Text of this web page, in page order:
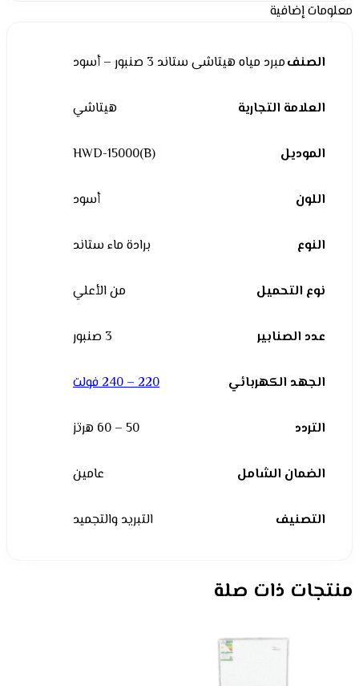
معلومات إضافية
الصنفمبرد مياه هيتاشى ستاند 3 صنبور – أسود
العلامة التجارية هيتاشي
الموديل HWD-15000(B)
اللون أسود
النوع برادة ماء ستاند
نوع التحميل من الأعلي
عدد الصنابير 3 صنبور
الجهد الكهربائي 220 – 240 فولت
التردد 50 – 60 هرتز
الضمان الشامل عامين
التصنيف التبريد والتجميد
منتجات ذات صلة